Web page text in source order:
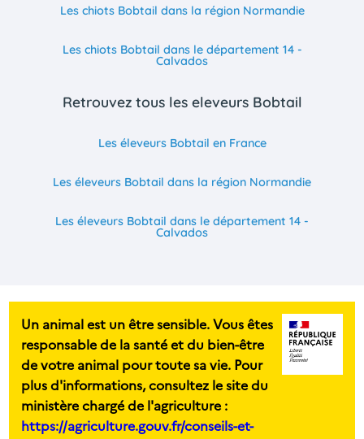
Les chiots Bobtail dans la région Normandie
Les chiots Bobtail dans le département 14 -
Calvados
Retrouvez tous les eleveurs Bobtail
Les éleveurs Bobtail en France
Les éleveurs Bobtail dans la région Normandie
Les éleveurs Bobtail dans le département 14 -
Calvados
Un animal est un être sensible. Vous êtes
responsable de la santé et du bien-être
de votre animal pour toute sa vie. Pour
plus d'informations, consultez le site du
ministère chargé de l'agriculture :
https://agriculture.gouv.fr/conseils-et-